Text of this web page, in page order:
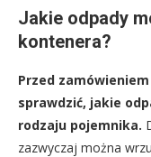
Jakie odpady
kontenera?
Przed
sprawdzić, jakie
rodzaju pojemnika.
zazwyczaj można